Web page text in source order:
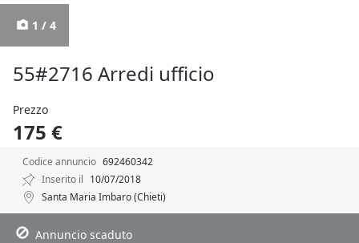
1 / 4
55#2716 Arredi ufficio
Prezzo
175 €
Codice annuncio 692460342
Inserito il 10/07/2018
Santa Maria Imbaro (Chieti)
Descrizione
Dettagli Posizione Richiedi Info
Annuncio scaduto